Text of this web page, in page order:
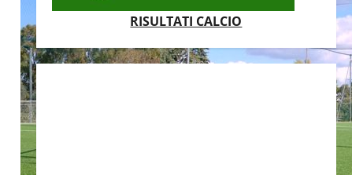
RISULTATI CALCIO